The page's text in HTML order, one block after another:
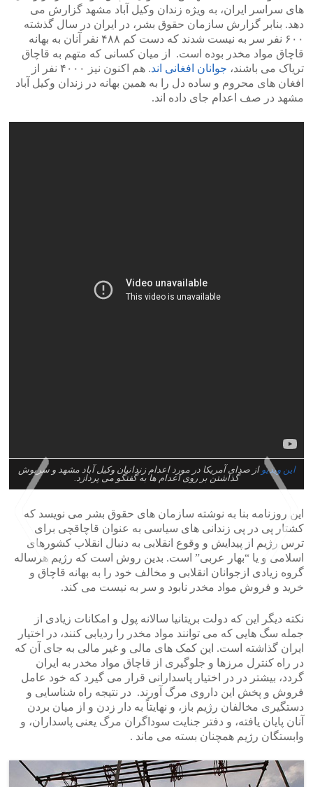
های سراسر ایران، به ویژه زندان وکیل آباد مشهد گزارش می
دهد. بنابر گزارش سازمان حقوق بشر، در ایران در سال گذشته
۶۰۰ نفر سر به نیست شدند که دست کم ۴۸۸ نفر آنان به بهانه
قاچاق مواد مخدر بوده است. از میان کسانی که متهم به قاچاق
تریاک می باشند، جوانان افغانی اند
. هم اکنون نیز ۴۰۰۰ نفر از
افغان های محروم و ساده دل را به همین بهانه در زندان وکیل آباد
مشهد در صف اعدام جای داده اند.
این ویدیو از صدای آمریکا در مورد اعدام زندانیان وکیل آباد مشهد و سرپوش
گذاشتن بر روی اعدام ها به گفتگو می پردازد.
این روزنامه بنا به نوشته سازمان های حقوق بشر می نویسد که
کشتار پی در پی زندانی های سیاسی به عنوان قاچاقچی برای
ترس رژیم از پیدایش و وقوع انقلابی به دنبال انقلاب کشورهای
اسلامی و یا “بهار عربی” است. بدین روش است که رژیم هرساله
گروه زیادی ازجوانان انقلابی و مخالف خود را به بهانه قاچاق و
خرید و فروش مواد مخدر نابود و سر به نیست می کند.
نکته دیگر این که دولت بریتانیا سالانه پول و امکانات زیادی از
جمله سگ هایی که می توانند مواد مخدر را ردیابی کنند، در اختیار
ایران گذاشته است. این کمک های مالی و غیر مالی به جای آن که
در راه کنترل مرزها و جلوگیری از قاچاق مواد مخدر به ایران
گردد، بیشتر در در اختیار پاسدارانی قرار می گیرد که خود عامل
فروش و پخش این داروی مرگ آورند. در نتیجه راه شناسایی و
دستگیری مخالفان رژیم باز، و نهایتاً به دار زدن و از میان بردن
آنان پایان یافته، و دفتر جنایت سوداگران مرگ یعنی پاسداران، و
وابستگان رژیم همچنان بسته می ماند .
<